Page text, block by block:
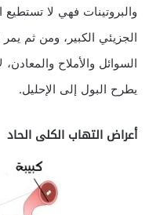
والبروتينات فهي لا
الجزيئي الكبير، ومن ثم
السوائل والأملاح
يطرح البول إلى الإحليل.
أعراض التهاب الكلى الحاد